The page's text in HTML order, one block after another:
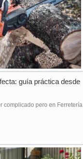
guía práctica desde
complicado pero en Ferretería